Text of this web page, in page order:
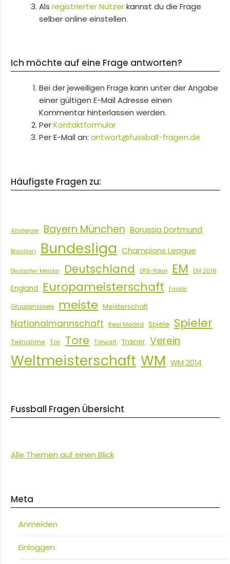
Als registrierter Nutzerkannst du die Frage
selber online einstellen.
Ich möchte auf eine Frage antworten?
Bei der jeweiligen Frage kann unter der Angabe
einer gültigen E-Mail Adresse einen
Kommentar hinterlassen werden.
PerKontaktformular
Per E-Mail an: antwort@fussball-fragen.de
Häufigste Fragen zu:
Absteiger Bayern München Borussia Dortmund
Brasilien Bundesliga Champions League
Deutscher Meister Deutschland DFB-Pokal EM EM 2016
England Europameisterschaft Finale
Gruppenspiele meiste Meisterschaft
Nationalmannschaft Real Madrid Spiele Spieler
Teilnahme Tor Tore Torwart Trainer Verein
Weltmeisterschaft WM WM 2014
Fussball Fragen Übersicht
Alle Themen auf einen Blick
Meta
Anmelden
Einloggen